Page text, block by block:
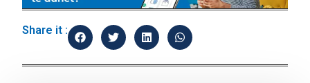
Share it :